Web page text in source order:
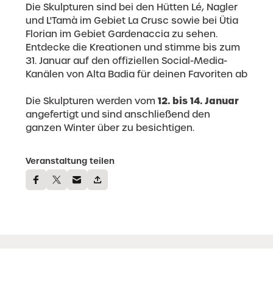
Die Skulpturen sind bei den Hütten Lé, Nagler
und L'Tamà im Gebiet La Crusc sowie bei Ütia
Florian im Gebiet Gardenaccia zu sehen.
Entdecke die Kreationen und stimme bis zum
31. Januar auf den offiziellen Social-Media-
Kanälen von Alta Badia für deinen Favoriten ab
Die Skulpturen werden vom 12. bis 14. Januar
angefertigt und sind anschließend den
ganzen Winter über zu besichtigen.
Veranstaltung teilen